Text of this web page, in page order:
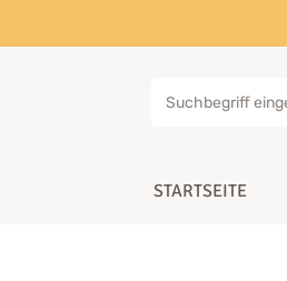
STARTSEITE